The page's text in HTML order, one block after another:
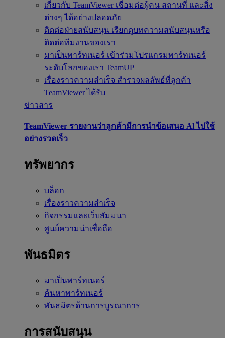
เกี่ยวกับ TeamViewer เชื่อมต่อผู้คน สถานที่ และสิ่ง
ต่างๆ ได้อย่างปลอดภัย
ติดต่อฝ่ายสนับสนุน เรียกดูบทความสนับสนุนหรือ
ติดต่อทีมงานของเรา
มาเป็นพาร์ทเนอร์ เข้าร่วมโปรแกรมพาร์ทเนอร์
ระดับโลกของเรา TeamUP
เรื่องราวความสำเร็จ สำรวจผลลัพธ์ที่ลูกค้า
TeamViewer ได้รับ
ข่าวสาร
TeamViewer รายงานว่าลูกค้ามีการนำข้อเสนอ Al ไปใช้
อย่างรวดเร็ว
ทรัพยากร
บล็อก
เรื่องราวความสำเร็จ
กิจกรรมและเว็บสัมมนา
ศูนย์ความน่าเชื่อถือ
พันธมิตร
มาเป็นพาร์ทเนอร์
ค้นหาพาร์ทเนอร์
พันธมิตรด้านการบูรณาการ
การสนับสนุน